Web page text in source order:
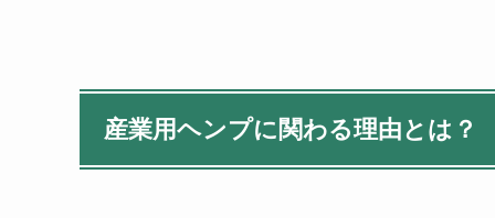
産業用ヘンプに関わる理由とは？